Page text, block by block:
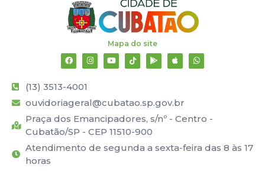
Mapa do site
(13) 3513-4001
ouvidoriageral@cubatao.sp.gov.br
Praça dos Emancipadores, s/nº - Centro -
Cubatão/SP - CEP 11510-900
Atendimento de segunda a sexta-feira das 8 às 17
horas